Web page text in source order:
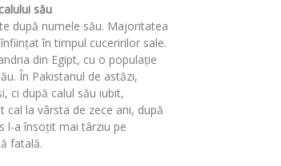
său
după numele său. Majoritatea
în timpul cuceririlor sale.
din Egipt, cu o populație
În Pakistanul de astăzi,
ci după calul său iubit,
cal la vârsta de zece ani, după
l-a însoțit mai târziu pe
fatală.